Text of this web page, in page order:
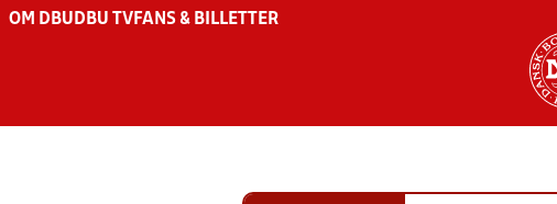
OM DBU DBU TV FANS & BILLETTER